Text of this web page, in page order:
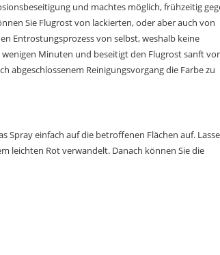
und machtes möglich, frühzeitig
Sie Flugrost von lackierten, oder aber auch von
Entrostungsprozess von selbst, weshalb keine
Minuten und beseitigt den Flugrost sanft
abgeschlossenem Reinigungsvorgang die Farbe zu
Spray einfach auf die betroffenen Flächen auf.
leichten Rot verwandelt. Danach können Sie die